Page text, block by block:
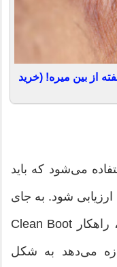
هر زخم و بخیه با این روش در 3 هفته از بین میره! (خرید
می‌شود که باید
شود. به جای
راهکار فوق که چندان جالب نیست، راهکار Clean Boot
می‌دهد به شکل